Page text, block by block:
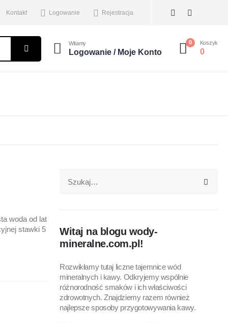
Kontakt Logowanie Rejestracja
Witamy
Logowanie / Moje Konto
0 Koszyk
0
woda od lat
stawki 5
Witaj na blogu wody-
mineralne.com.pl!
Rozwikłamy tutaj liczne tajemnice wód
mineralnych i kawy. Odkryjemy wspólnie
różnorodność smaków i ich właściwości
zdrowotnych. Znajdziemy razem również
najlepsze sposoby przygotowywania kawy.